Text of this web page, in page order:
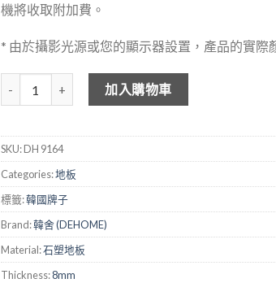
機將收取附加費。
* 由於攝影光源或您的顯示器設置，產品的實際
DEHOME 木紋石塑地板 DH9164 數量
加入購物車
SKU:DH 9164
Categories:地板
標籤:韓國牌子
Brand:韓舍 (DEHOME)
Material:石塑地板
Thickness:8mm